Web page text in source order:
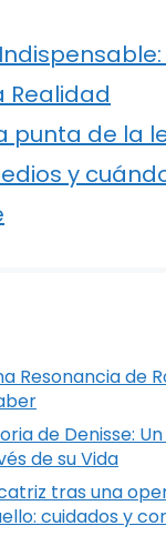
Realidad
punta de la
y
Resonancia de
de Denisse:
de su Vida
tras una
cuidados y